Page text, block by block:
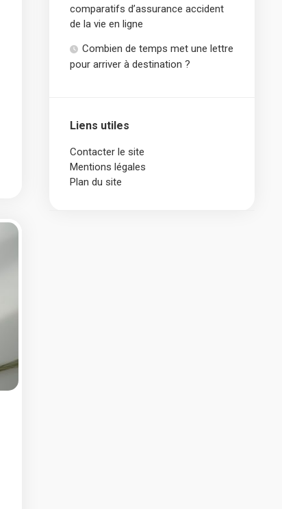
comparatifs d’assurance accident
de la vie en ligne
Combien de temps met une lettre
pour arriver à destination ?
Liens utiles
Contacter le site
Mentions légales
Plan du site